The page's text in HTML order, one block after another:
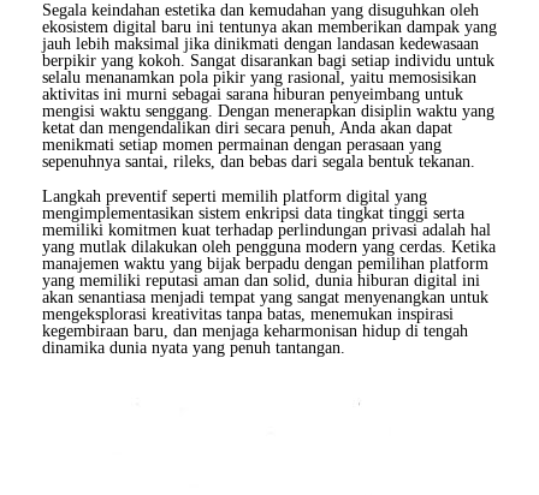
Segala keindahan estetika dan kemudahan yang disuguhkan oleh
ekosistem digital baru ini tentunya akan memberikan dampak yang
jauh lebih maksimal jika dinikmati dengan landasan kedewasaan
berpikir yang kokoh. Sangat disarankan bagi setiap individu untuk
selalu menanamkan pola pikir yang rasional, yaitu memosisikan
aktivitas ini murni sebagai sarana hiburan penyeimbang untuk
mengisi waktu senggang. Dengan menerapkan disiplin waktu yang
ketat dan mengendalikan diri secara penuh, Anda akan dapat
menikmati setiap momen permainan dengan perasaan yang
sepenuhnya santai, rileks, dan bebas dari segala bentuk tekanan.
Langkah preventif seperti memilih platform digital yang
mengimplementasikan sistem enkripsi data tingkat tinggi serta
memiliki komitmen kuat terhadap perlindungan privasi adalah hal
yang mutlak dilakukan oleh pengguna modern yang cerdas. Ketika
manajemen waktu yang bijak berpadu dengan pemilihan platform
yang memiliki reputasi aman dan solid, dunia hiburan digital ini
akan senantiasa menjadi tempat yang sangat menyenangkan untuk
mengeksplorasi kreativitas tanpa batas, menemukan inspirasi
kegembiraan baru, dan menjaga keharmonisan hidup di tengah
dinamika dunia nyata yang penuh tantangan.